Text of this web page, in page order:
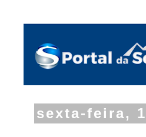
sexta-feira,